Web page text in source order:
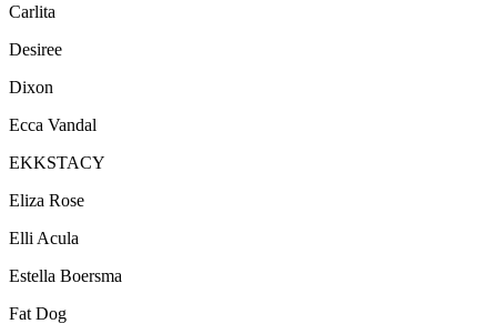
Carlita
Desiree
Dixon
Ecca Vandal
EKKSTACY
Eliza Rose
Elli Acula
Estella Boersma
Fat Dog